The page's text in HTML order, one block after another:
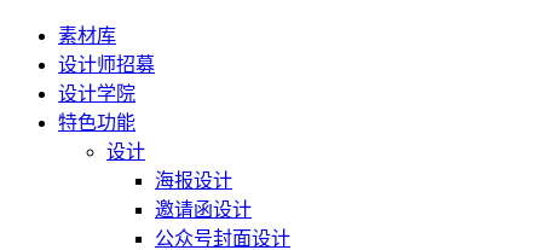
素材库
设计师招募
设计学院
特色功能
设计
海报设计
邀请函设计
公众号封面设计